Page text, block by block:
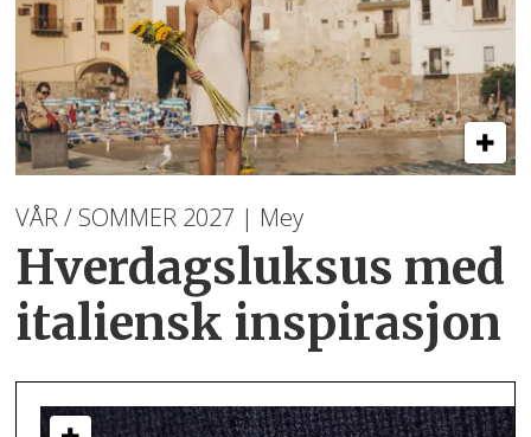
VÅR / SOMMER 2027 | Mey
Hverdagsluksus med
italiensk inspirasjon